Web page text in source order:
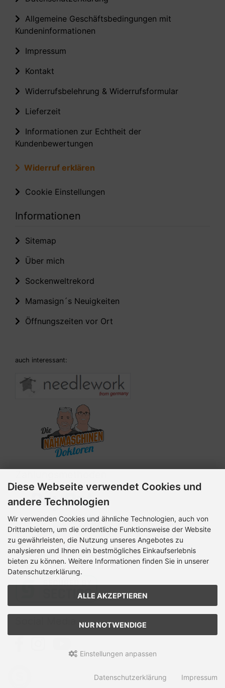
Allgemeine Geschäftsbedingungen mit
Kundeninformationen
Impressum
Kontakt
Widerrufsbelehrung & Widerrufsformular
Lieferzeit
Informationen zur Echtheit der
Kundenbewertungen
Widerruf erklären
Cookie Einstellungen
Informationen
Sitemap
Über mich
Sockenweltrekord
Mamasign´s Neuigkeiten
Öffnungszeiten vor Ort
auch interessant:
Diese Webseite verwendet Cookies und
andere Technologien
Wir verwenden Cookies und ähnliche Technologien, auch von
Drittanbietern, um die ordentliche Funktionsweise der Website
zu gewährleisten, die Nutzung unseres Angebotes zu
analysieren und Ihnen ein bestmögliches Einkaufserlebnis
bieten zu können. Weitere Informationen finden Sie in unserer
Datenschutzerklärung.
ALLE AKZEPTIEREN
NUR NOTWENDIGE
Einstellungen anpassen
Datenschutzerklärung Impressum